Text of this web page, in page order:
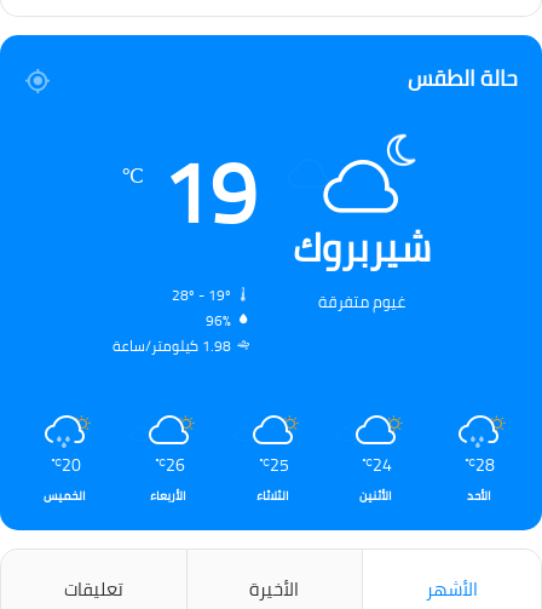
حالة الطقس
شيربروك
غيوم متفرقة
19
℃
96%
1.98 كيلومتر/ساعة
28
℃
الأحد
24
℃
الأثنين
25
℃
الثلاثاء
26
℃
الأربعاء
20
℃
الخميس
الأشهر الأخيرة تعليقات